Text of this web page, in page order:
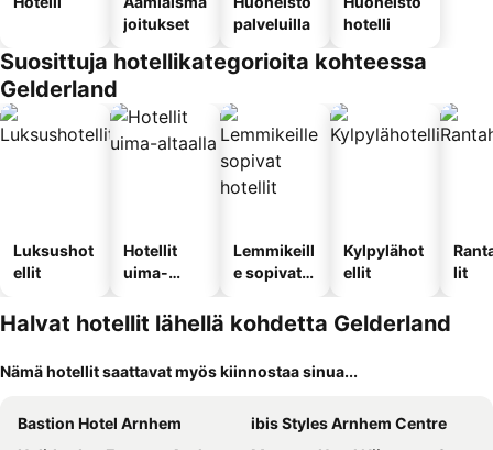
joitukset
palveluilla
hotelli
Suosittuja hotellikategorioita kohteessa
Gelderland
Luksushot
ellit
Hotellit
uima-
Lemmikeill
e sopivat
Kylpylähot
ellit
lit
Halvat hotellit lähellä kohdetta Gelderland
Nämä hotellit saattavat myös kiinnostaa sinua...
Bastion Hotel Arnhem
ibis Styles Arnhem Centre